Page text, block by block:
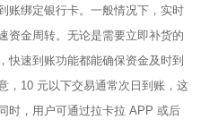
账绑定银行卡。一般情况下，实时
资金周转。无论是需要立即补货的
快速到账功能都能确保资金及时到
，10 元以下交易通常次日到账，这
时，用户可通过拉卡拉 APP 或后